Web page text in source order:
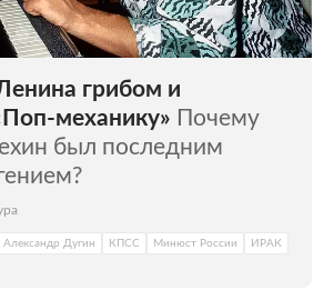
грибом и
механику» Почему
был последним
Александр Дугин КПСС Минюст России
ИРАК